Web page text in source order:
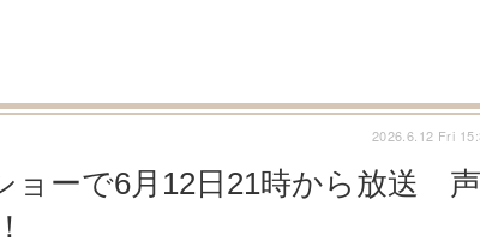
ョーで6月12日21時から放送 声
2026.6.12 Fri